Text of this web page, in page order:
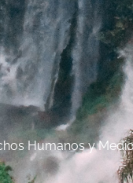
Humanos y